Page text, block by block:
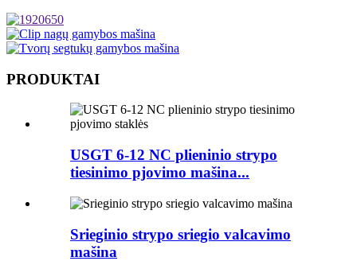
PRODUKTAI
USGT 6-12 NC plieninio strypo
tiesinimo pjovimo mašina...
Srieginio strypo sriegio valcavimo
mašina